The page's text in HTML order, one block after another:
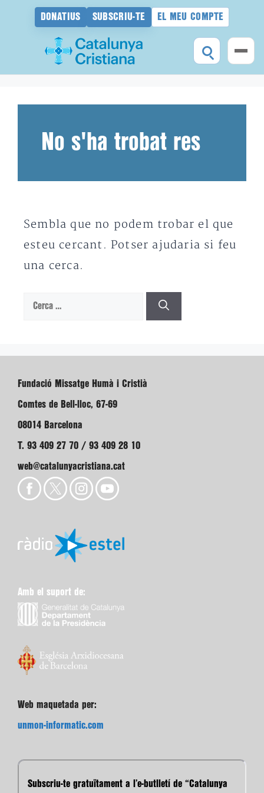
DONATIUS SUBSCRIU-TE EL MEU COMPTE
No s'ha trobat res
Sembla que no podem trobar el que
esteu cercant. Potser ajudaria si feu
una cerca.
Cerca:
Fundació Missatge Humà i Cristià
Comtes de Bell-lloc, 67-69
08014 Barcelona
T. 93 409 27 70 / 93 409 28 10
web@catalunyacristiana.cat
Amb el suport de:
Web maquetada per:
unmon-informatic.com
Subscriu-te gratuïtament a l’e-butlletí de “Catalunya